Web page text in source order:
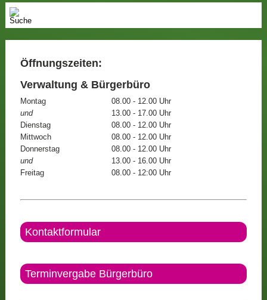
Öffnungszeiten:
Verwaltung & Bürgerbüro
Montag
08.00 - 12.00 Uhr
und
13.00 - 17.00 Uhr
Dienstag
08.00 - 12.00 Uhr
Mittwoch
08.00 - 12.00 Uhr
Donnerstag
08.00 - 12.00 Uhr
und
13.00 - 16.00 Uhr
Freitag
08.00 - 12:00 Uhr
Kontaktformular
Terminvergabe Bürgerbüro